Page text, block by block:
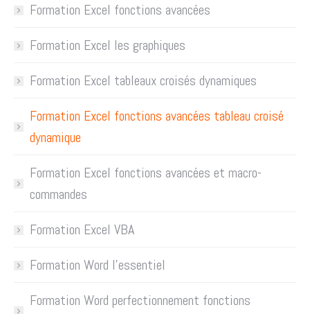
Formation Excel fonctions avancées
Formation Excel les graphiques
Formation Excel tableaux croisés dynamiques
Formation Excel fonctions avancées tableau croisé
dynamique
Formation Excel fonctions avancées et macro-
commandes
Formation Excel VBA
Formation Word l’essentiel
Formation Word perfectionnement fonctions